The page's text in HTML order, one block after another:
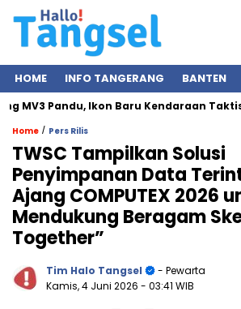
HOME INFO TANGERANG BANTEN
MV3 Pandu, Ikon Baru Kendaraan Taktis
Home / Pers Rilis
TWSC Tampilkan Solusi
Penyimpanan Data
Ajang COMPUTEX 2026
Mendukung Beragam
Together”
Tim Halo Tangsel
- Pewarta
Kamis, 4 Juni 2026 - 03:41 WIB